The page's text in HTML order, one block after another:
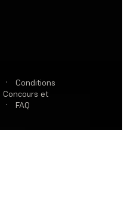
·
Conditions
Concours et
· FAQ